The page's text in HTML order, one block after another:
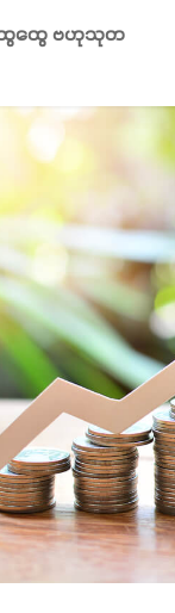
ထွေ ဗဟုသုတ